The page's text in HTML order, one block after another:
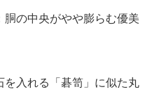
胴の中央がやや膨らむ優美
を入れる「碁笥」に似た丸